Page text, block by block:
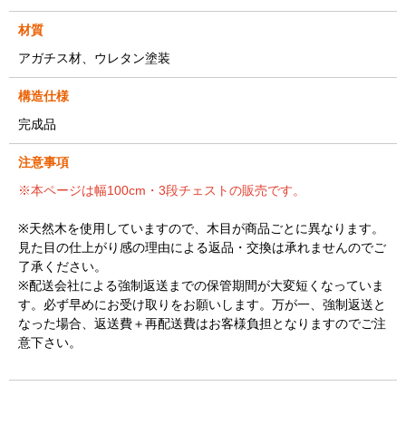
材質
アガチス材、ウレタン塗装
構造仕様
完成品
注意事項
※本ページは幅100cm・3段チェストの販売です。
※天然木を使用していますので、木目が商品ごとに異なります。
見た目の仕上がり感の理由による返品・交換は承れませんのでご
了承ください。
※配送会社による強制返送までの保管期間が大変短くなっていま
す。必ず早めにお受け取りをお願いします。万が一、強制返送と
なった場合、返送費＋再配送費はお客様負担となりますのでご注
意下さい。